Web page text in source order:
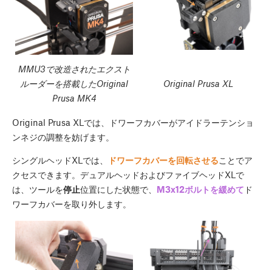
MMU3で改造されたエクスト
ルーダーを搭載したOriginal
Prusa MK4
Original Prusa XL
Original Prusa XLでは、ドワーフカバーがアイドラーテンショ
ンネジの調整を妨げます。
シングルヘッドXLでは、 ドワーフカバーを回転させることでア
クセスできます。デュアルヘッドおよびファイブヘッドXLで
は、ツールを停止位置にした状態で、 M3x12ボルトを緩めて ド
ワーフカバーを取り外します。